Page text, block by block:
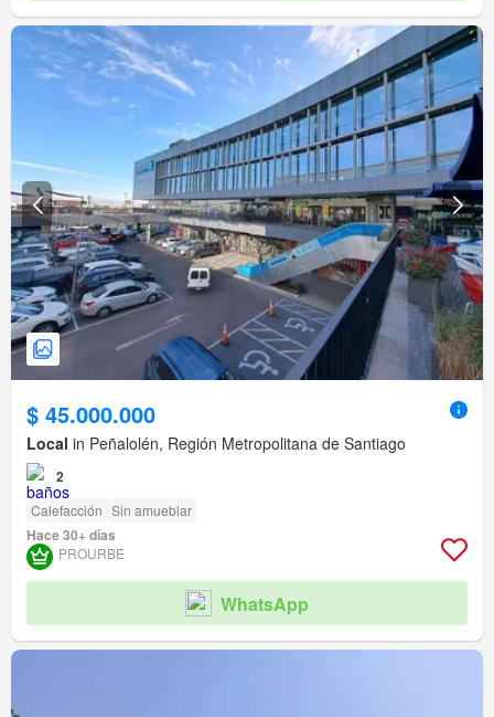
$ 45.000.000
Local in Peñalolén, Región Metropolitana de Santiago
2
Calefacción Sin amueblar
Hace 30+ días
PROURBE
WhatsApp